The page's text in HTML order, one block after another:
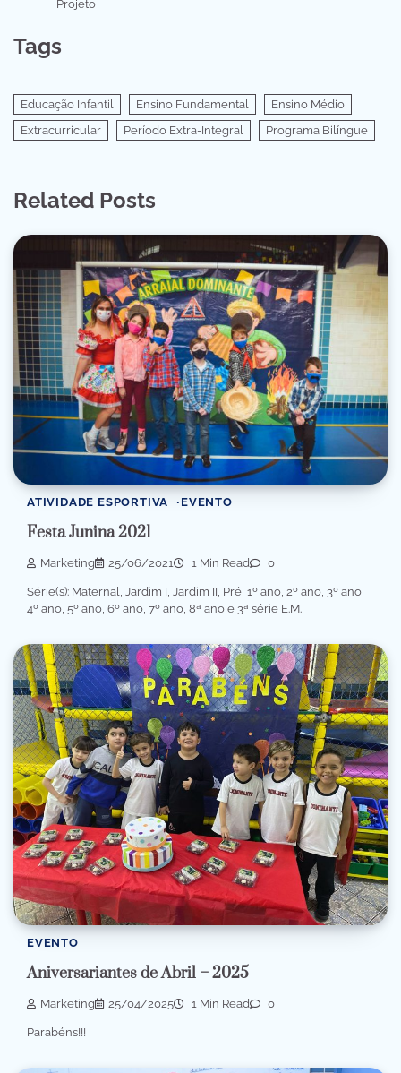
Projeto
Tags
Educação Infantil Ensino Fundamental
Ensino Médio
Extracurricular
Período Extra-Integral Programa Bilíngue
Related Posts
ATIVIDADE ESPORTIVA EVENTO
Festa Junina 2021
Marketing 25/06/2021 1 Min Read 0
Série(s): Maternal, Jardim I, Jardim II, Pré, 1º ano, 2º ano, 3º ano,
4º ano, 5º ano, 6º ano, 7º ano, 8ª ano e 3ª série E.M.
EVENTO
Aniversariantes de Abril – 2025
Marketing 25/04/2025 1 Min Read 0
Parabéns!!!